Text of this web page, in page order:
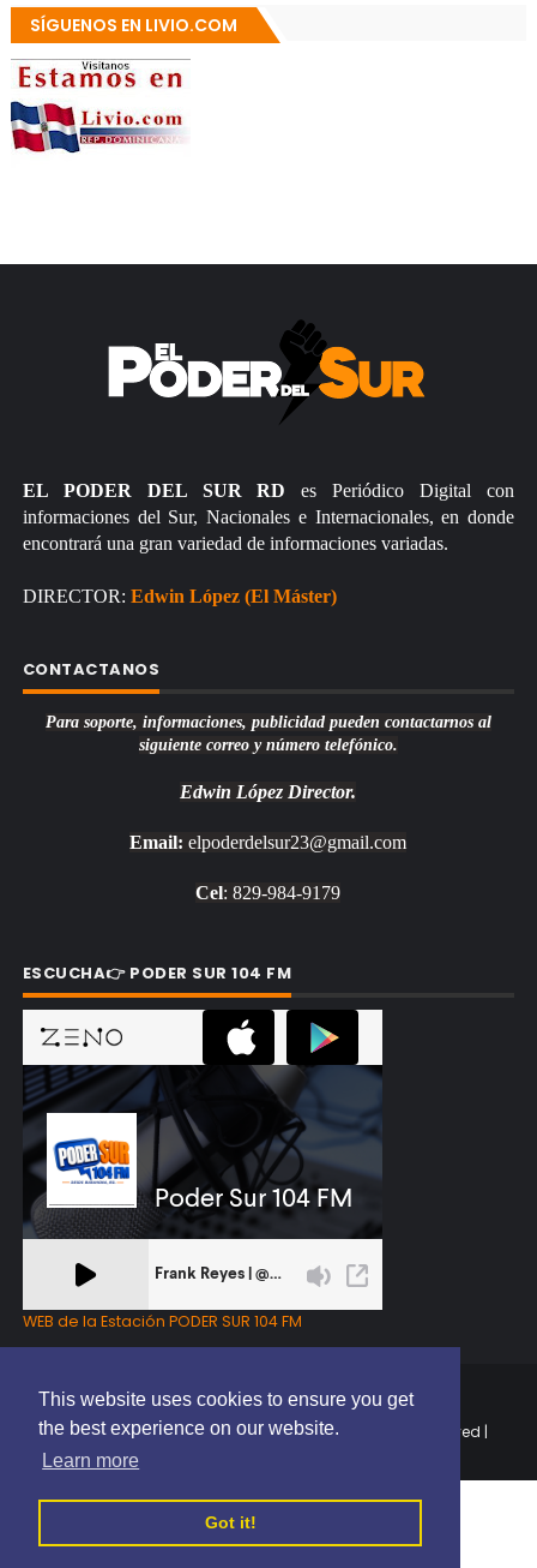
This website uses cookies to ensure you get
the best experience on our website.
Learn more
Got it!
SÍGUENOS EN LIVIO.COM
EL PODER DEL SUR RD es Periódico Digital con
informaciones del Sur, Nacionales e Internacionales, en donde
encontrará una gran variedad de informaciones variadas.
DIRECTOR: Edwin López (El Máster)
CONTACTANOS
Para soporte, informaciones, publicidad pueden contactarnos al
siguiente correo y número telefónico.
Edwin López Director.
Email: elpoderdelsur23@gmail.com
Cel: 829-984-9179
ESCUCHA👉 PODER SUR 104 FM
WEB de la Estación PODER SUR 104 FM
Copyright © 2025 | EL PODER DEL SUR RD | All Rights Reserved |